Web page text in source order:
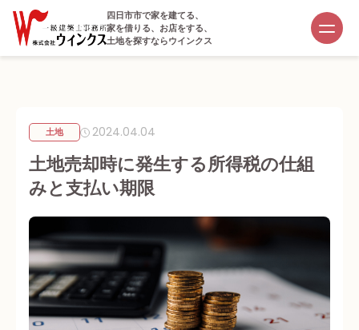
四日市市で家を建てる、
家を借りる、お店をする、
土地を探すならウインクス
土地 2024.04.04
土地売却時に発生する所得税の仕組
みと支払い期限